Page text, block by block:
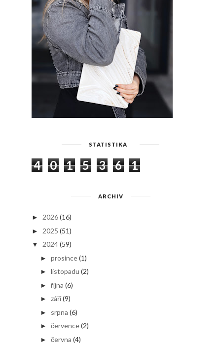
STATISTIKA
4 0 1 5 3 6 1
ARCHIV
► 2026(16)
► 2025 (51)
▼ 2024(59)
► prosince(1)
► listopadu (2)
► října (6)
► září(9)
► srpna (6)
► července(2)
► června (4)